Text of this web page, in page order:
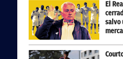
El
salvo